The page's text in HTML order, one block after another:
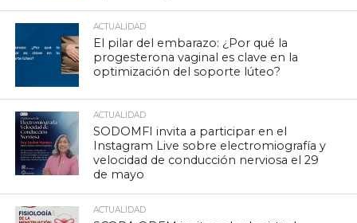
ACTUALIDAD
El pilar del embarazo: ¿Por qué la
progesterona vaginal es clave en la
optimización del soporte lúteo?
ACTUALIDAD
SODOMFI invita a participar en el
Instagram Live sobre electromiografía y
velocidad de conducción nerviosa el 29
de mayo
ACTUALIDAD